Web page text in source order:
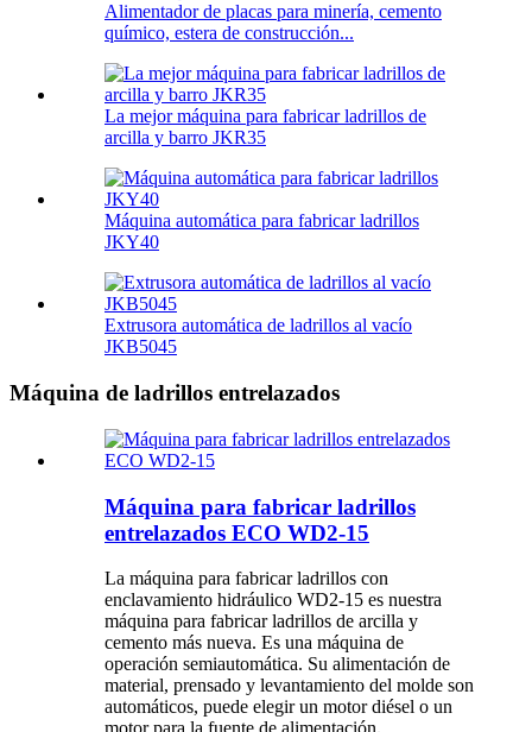
Alimentador de placas para minería, cemento
químico, estera de construcción...
La mejor máquina para fabricar ladrillos de
arcilla y barro JKR35
Máquina automática para fabricar ladrillos
JKY40
Extrusora automática de ladrillos al vacío
JKB5045
Máquina de ladrillos entrelazados
Máquina para fabricar ladrillos
entrelazados ECO WD2-15
La máquina para fabricar ladrillos con
enclavamiento hidráulico WD2-15 es nuestra
máquina para fabricar ladrillos de arcilla y
cemento más nueva. Es una máquina de
operación semiautomática. Su alimentación de
material, prensado y levantamiento del molde son
automáticos, puede elegir un motor diésel o un